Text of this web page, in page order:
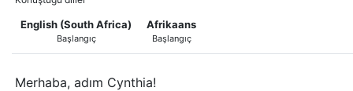
English (South Africa)
Başlangıç
Afrikaans
Başlangıç
Merhaba, adım Cynthia!